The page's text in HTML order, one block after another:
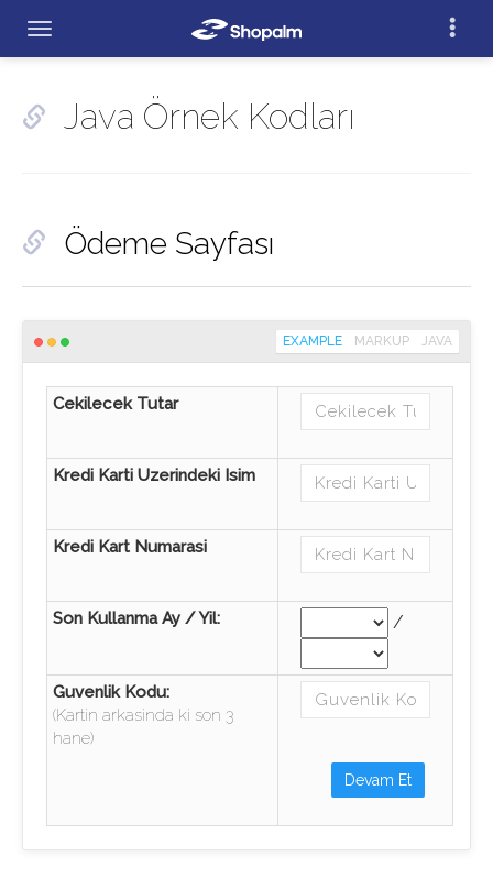
Java Örnek Kodları
Ödeme Sayfası
EXAMPLE MARKUP JAVA
Cekilecek Tutar
Kredi Karti Uzerindeki Isim
Kredi Kart Numarasi
Son Kullanma Ay / Yil: /
Guvenlik Kodu:
(Kartin arkasinda ki son 3
hane)
Devam Et